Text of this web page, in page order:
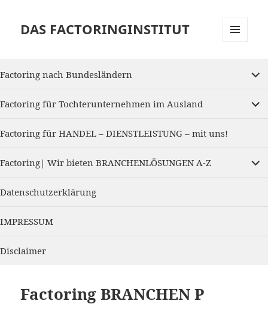
DAS FACTORINGINSTITUT
Factoring nach Bundesländern
child
Factoring für Tochterunternehmen im Ausland
child
Factoring für HANDEL – DIENSTLEISTUNG – mit uns!
Factoring| Wir bieten BRANCHENLÖSUNGEN A-Z
child
Datenschutzerklärung
IMPRESSUM
Disclaimer
Factoring BRANCHEN P